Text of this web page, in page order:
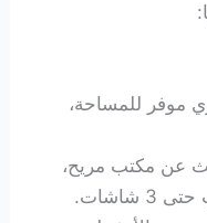
موفر للمساحة،
عن مكتب مريح،